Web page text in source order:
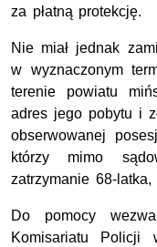
za płatną protekcję.
Nie miał jednak
w wyznaczonym
terenie powiatu
adres jego pobytu i
obserwowanej
którzy mimo
zatrzymanie 68-
Do pomocy
Komisariatu Policji